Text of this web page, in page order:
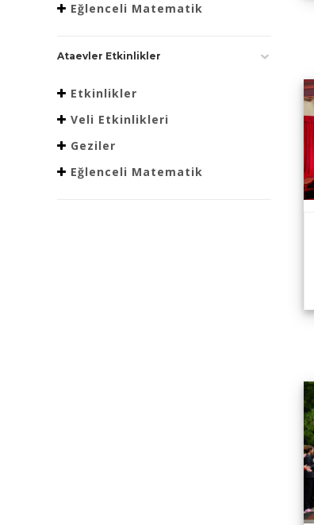
Eğlenceli Matematik
Ataevler Etkinlikler
Etkinlikler
Veli Etkinlikleri
Geziler
Eğlenceli Matematik